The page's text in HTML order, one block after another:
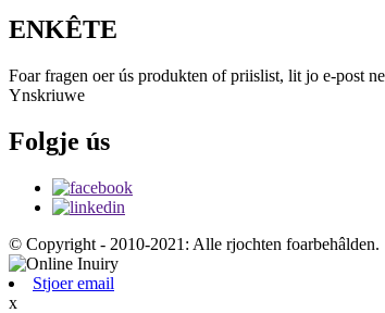
ENKÊTE
Foar fragen oer ús produkten of priislist, lit jo e-post
Ynskriuwe
Folgje ús
© Copyright - 2010-2021: Alle rjochten foarbehâlden.
Stjoer email
x